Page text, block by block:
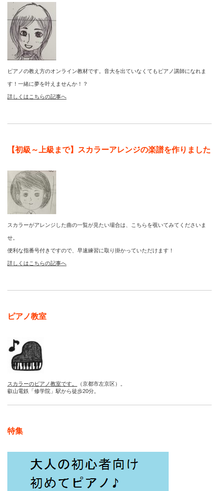
ピアノの教え方のオンライン教材です。音大を出ていなくてもピアノ講師になれま
す！一緒に夢を叶えませんか！？
詳しくはこちらの記事へ
【初級～上級まで】スカラーアレンジの楽譜を作りました
スカラーがアレンジした曲の一覧が見たい場合は、こちらを覗いてみてくださいま
せ。
便利な指番号付きですので、早速練習に取り掛かっていただけます！
詳しくはこちらの記事へ
ピアノ教室
スカラーのピアノ教室です。
（京都市左京区）。
叡山電鉄「修学院」駅から徒歩20分。
特集